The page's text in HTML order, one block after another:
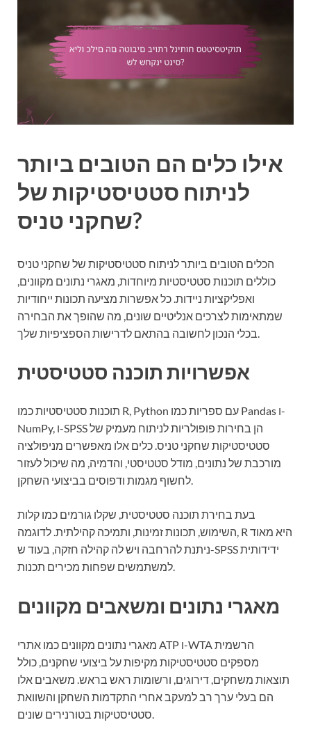
אילו כלים הם הטובים ביותר
לניתוח סטטיסטיקות של
שחקני טניס?
הכלים הטובים ביותר לניתוח סטטיסטיקות של שחקני טניס
כוללים תוכנות סטטיסטיות מיוחדות, מאגרי נתונים מקוונים,
ואפליקציות ניידות. כל אפשרות מציעה תכונות ייחודיות
שמתאימות לצרכים אנליטיים שונים, מה שהופך את הבחירה
בכלי הנכון לחשובה בהתאם לדרישות הספציפיות שלך.
אפשרויות תוכנה סטטיסטית
תוכנות סטטיסטיות כמו R, Python עם ספריות כמו Pandas ו-
NumPy, ו-SPSS הן בחירות פופולריות לניתוח מעמיק של
סטטיסטיקות שחקני טניס. כלים אלו מאפשרים מניפולציה
מורכבת של נתונים, מודל סטטיסטי, והדמיה, מה שיכול לעזור
לחשוף מגמות ודפוסים בביצועי השחקן.
בעת בחירת תוכנה סטטיסטית, שקלו גורמים כמו קלות
השימוש, תכונות זמינות, ותמיכה קהילתית. לדוגמה, R היא מאוד
ניתנת להרחבה ויש לה קהילה חזקה, בעוד ש-SPSS ידידותית
למשתמשים שפחות מכירים תכנות.
מאגרי נתונים ומשאבים מקוונים
מאגרי נתונים מקוונים כמו אתרי ATP ו-WTA הרשמית
מספקים סטטיסטיקות מקיפות על ביצועי שחקנים, כולל
תוצאות משחקים, דירוגים, ורשומות ראש בראש. משאבים אלו
הם בעלי ערך רב למעקב אחרי התקדמות השחקן והשוואת